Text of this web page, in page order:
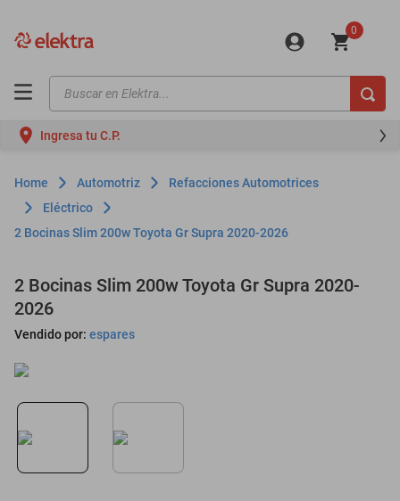
0
Buscar en Elektra...
Ingresa tu C.P.
Automotriz
Refacciones Automotrices
Eléctrico
2 Bocinas Slim 200w Toyota Gr Supra 2020-2026
2 Bocinas Slim 200w Toyota Gr Supra 2020-
2026
Vendido por: espares
motos
moto
celulares
iphones
colchones